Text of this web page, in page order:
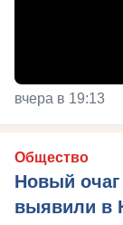
вчера в 19:13
Общество
Новый
выявили в